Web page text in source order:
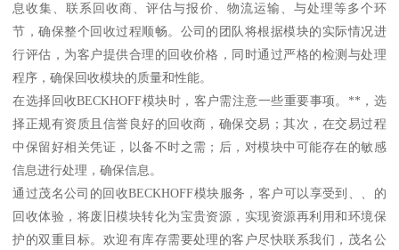
息收集、联系回收商、评估与报价、物流运输、与处理等多个环
节，确保整个回收过程顺畅。公司的团队将根据模块的实际情况进
行评估，为客户提供合理的回收价格，同时通过严格的检测与处理
程序，确保回收模块的质量和性能。
在选择回收BECKHOFF模块时，客户需注意一些重要事项。**，选
择正规有资质且信誉良好的回收商，确保交易；其次，在交易过程
中保留好相关凭证，以备不时之需；后，对模块中可能存在的敏感
信息进行处理，确保信息。
通过茂名公司的回收BECKHOFF模块服务，客户可以享受到、、的
回收体验，将废旧模块转化为宝贵资源，实现资源再利用和环境保
护的双重目标。欢迎有库存需要处理的客户尽快联系我们，茂名公